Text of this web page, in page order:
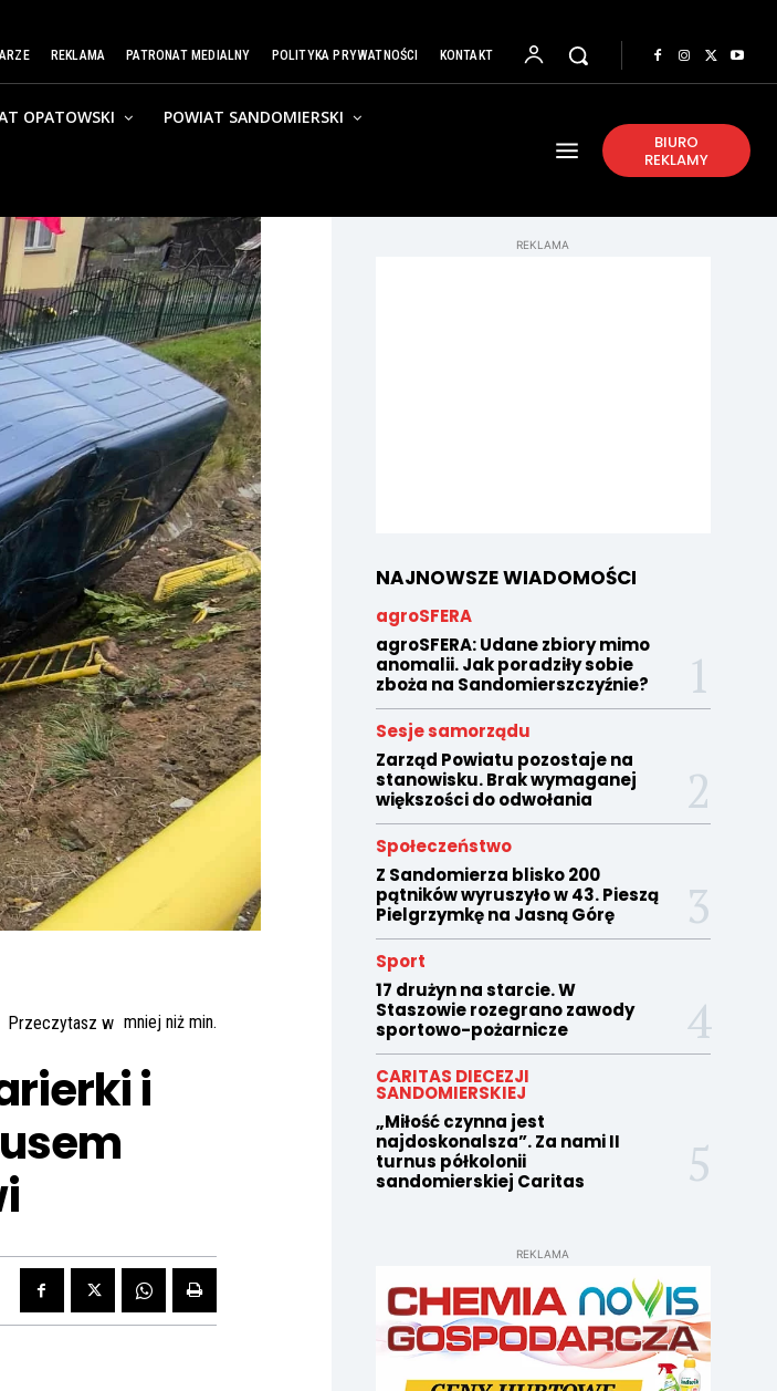
REKLAMA PATRONAT MEDIALNY POLITYKA PRYWATNOŚCI KONTAKT
OPATOWSKI POWIAT SANDOMIERSKI
BIURO
REKLAMY
Przeczytasz w mniej niżmin.
i
REKLAMA
NAJNOWSZE WIADOMOŚCI
agroSFERA
agroSFERA: Udane zbiory mimo
anomalii. Jak poradziły sobie
zboża na Sandomierszczyźnie?
Sesje samorządu
Zarząd Powiatu pozostaje na
stanowisku. Brak wymaganej
większości do odwołania
Społeczeństwo
Z Sandomierza blisko 200
pątników wyruszyło w 43. Pieszą
Pielgrzymkę na Jasną Górę
Sport
17 drużyn na starcie. W
Staszowie rozegrano zawody
sportowo-pożarnicze
CARITAS DIECEZJI
SANDOMIERSKIEJ
„Miłość czynna jest
najdoskonalsza”. Za nami II
turnus półkolonii
sandomierskiej Caritas
REKLAMA